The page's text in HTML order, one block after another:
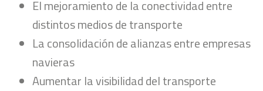
El mejoramiento de la conectividad entre
distintos medios de transporte
La consolidación de alianzas entre empresas
navieras
Aumentar la visibilidad del transporte